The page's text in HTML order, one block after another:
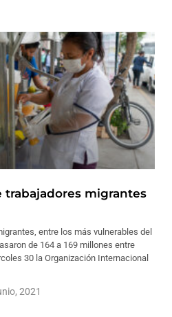
trabajadores migrantes
entre los más vulnerables del
de 164 a 169 millones entre
30 la Organización Internacional
2021